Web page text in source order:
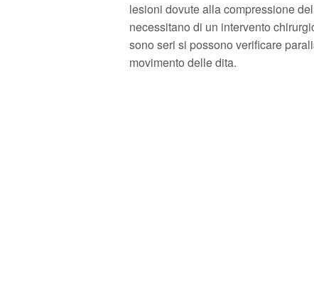
lesioni dovute alla compressione
necessitano di un intervento
sono seri si possono verificare
movimento delle dita.